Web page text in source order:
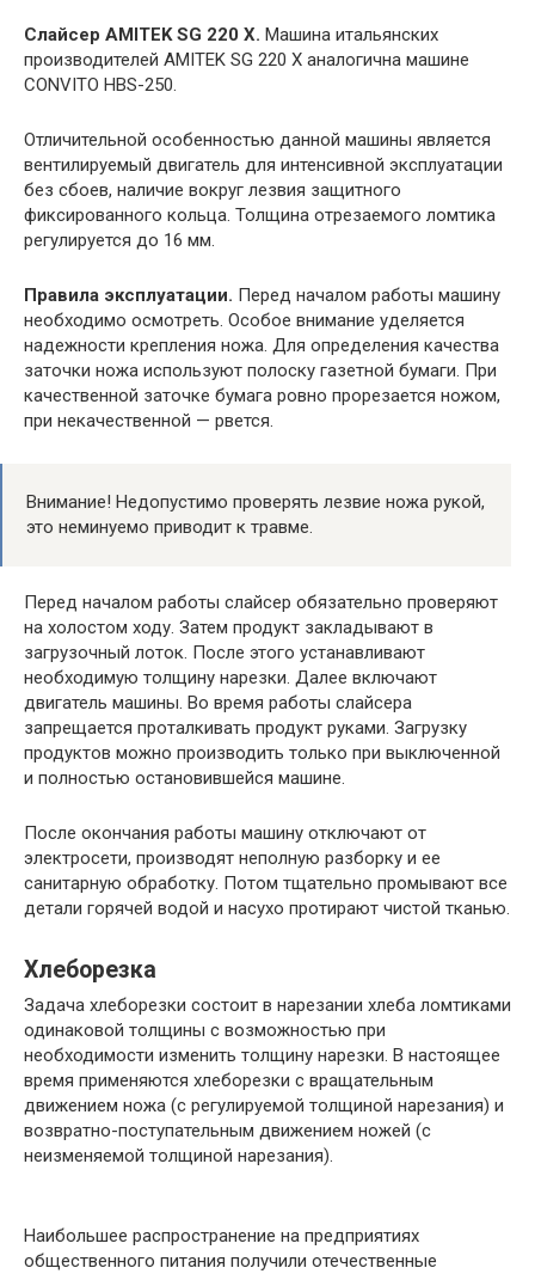
Слайсер AMITEK SG 220 X. Машина итальянских
производителей AMITEK SG 220 X аналогична машине
CONVITO HBS-250.
Отличительной особенностью данной машины является
вентилируемый двигатель для интенсивной эксплуатации
без сбоев, наличие вокруг лезвия защитного
фиксированного кольца. Толщина отрезаемого ломтика
регулируется до 16 мм.
Правила эксплуатации. Перед началом работы машину
необходимо осмотреть. Особое внимание уделяется
надежности крепления ножа. Для определения качества
заточки ножа используют полоску газетной бумаги. При
качественной заточке бумага ровно прорезается ножом,
при некачественной — рвется.
Внимание! Недопустимо проверять лезвие ножа рукой,
это неминуемо приводит к травме.
Перед началом работы слайсер обязательно проверяют
на холостом ходу. Затем продукт закладывают в
загрузочный лоток. После этого устанавливают
необходимую толщину нарезки. Далее включают
двигатель машины. Во время работы слайсера
запрещается проталкивать продукт руками. Загрузку
продуктов можно производить только при выключенной
и полностью остановившейся машине.
После окончания работы машину отключают от
электросети, производят неполную разборку и ее
санитарную обработку. Потом тщательно промывают все
детали горячей водой и насухо протирают чистой тканью.
Хлеборезка
Задача хлеборезки состоит в нарезании хлеба ломтиками
одинаковой толщины с возможностью при
необходимости изменить толщину нарезки. В настоящее
время применяются хлеборезки с вращательным
движением ножа (с регулируемой толщиной нарезания) и
возвратно-поступательным движением ножей (с
неизменяемой толщиной нарезания).
Наибольшее распространение на предприятиях
общественного питания получили отечественные